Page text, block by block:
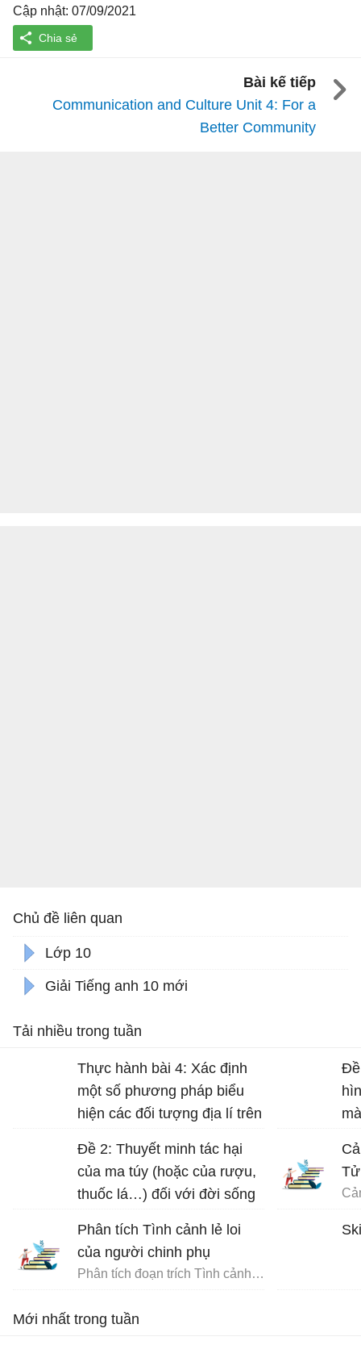
Cập nhật: 07/09/2021
Bài kế tiếp
Communication and Culture Unit 4: For a
Better Community
Chủ đề liên quan
Lớp 10
Giải Tiếng anh 10 mới
Tải nhiều trong tuần
Thực hành bài 4: Xác định
một số phương pháp biểu
hiện các đối tượng địa lí trên
Đề 2: Thuyết minh tác hại
của ma túy (hoặc của rượu,
thuốc lá…) đối với đời sống
Phân tích Tình cảnh lẻ loi
của người chinh phụ
Phân tích đoạn trích Tình cảnh lẻ loi của người chinh phụ
Đề
Mới nhất trong tuần